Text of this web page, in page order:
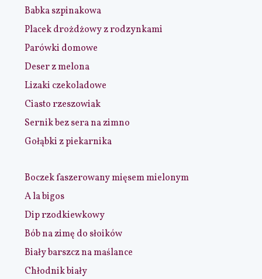
Babka szpinakowa
Placek drożdżowy z rodzynkami
Parówki domowe
Deser z melona
Lizaki czekoladowe
Ciasto rzeszowiak
Sernik bez sera na zimno
Gołąbki z piekarnika
Boczek faszerowany mięsem mielonym
A la bigos
Dip rzodkiewkowy
Bób na zimę do słoików
Biały barszcz na maślance
Chłodnik biały